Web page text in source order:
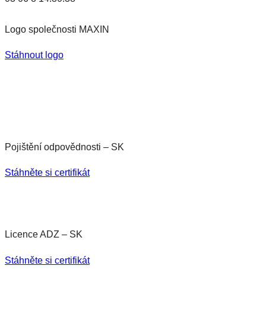
Logo společnosti MAXIN
Stáhnout logo
Pojištění odpovědnosti – SK
Stáhněte si certifikát
Licence ADZ – SK
Stáhněte si certifikát